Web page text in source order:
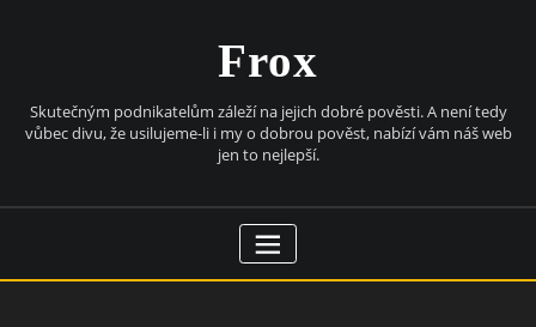
Frox
Skutečným podnikatelům záleží na jejich dobré pověsti. A není tedy
vůbec divu, že usilujeme-li i my o dobrou pověst, nabízí vám náš web
jen to nejlepší.